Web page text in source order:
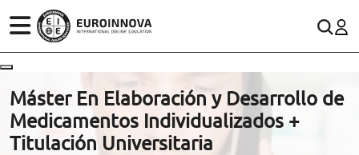
ESTUDIOS
(+34)958 050 200 (gratuito en España)
900 831 200
Máster En Elaboración y Desarrollo de
Medicamentos Individualizados +
Titulación Universitaria